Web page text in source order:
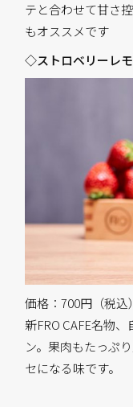
テと合わせて甘さ
もオススメです
◇ストロベリーレ
価格：700円（税込）
新FRO CAFE名物
ン。果肉もたっぷ
セになる味です。